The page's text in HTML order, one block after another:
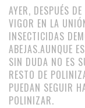
AYER, DESPUÉS
VIGOR EN LA
INSECTICIDAS
ABEJAS.AUNQUE
SIN DUDA NO ES
RESTO DE
PUEDAN SEGUIR
POLINIZAR.